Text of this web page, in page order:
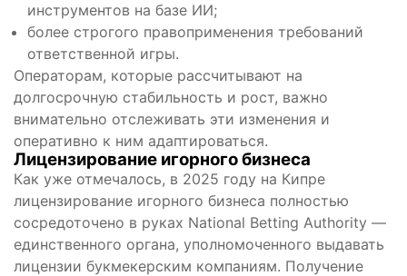
инструментов на базе ИИ;
более строгого правоприменения требований
ответственной игры.
Операторам, которые рассчитывают на
долгосрочную стабильность и рост, важно
внимательно отслеживать эти изменения и
оперативно к ним адаптироваться.
Лицензирование игорного бизнеса
Как уже отмечалось, в 2025 году на Кипре
лицензирование игорного бизнеса полностью
сосредоточено в руках National Betting Authority —
единственного органа, уполномоченного выдавать
лицензии букмекерским компаниям. Получение